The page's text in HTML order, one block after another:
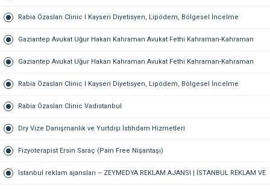
Rabia Özaslan Clinic I Kayseri Diyetisyen, Lipödem, Bölgesel İncelme
Gaziantep Avukat Uğur Hakan Kahraman Avukat Fethi Kahraman-Kahraman
Hukuk Bürosu Gaziantep
Gaziantep Avukat Uğur Hakan Kahraman Avukat Fethi Kahraman-Kahraman
Hukuk Bürosu Gaziantep
Rabia Özaslan Clinic I Kayseri Diyetisyen, Lipödem, Bölgesel İncelme
Rabia Özaslan Clinic Vadistanbul
Dry Vize Danışmanlık ve Yurtdışı İstihdam Hizmetleri
Fizyoterapist Ersin Saraç (Pain Free Nişantaşı)
İstanbul reklam ajansları – ZEYMEDYA REKLAM AJANSI | İSTANBUL REKLAM VE